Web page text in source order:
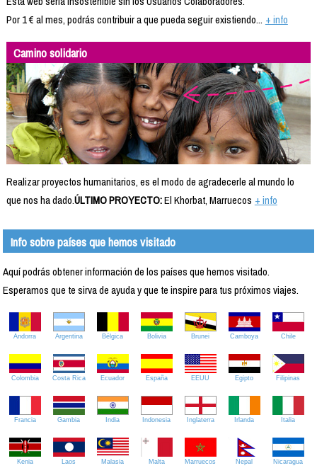
Por 1 € al mes, podrás contribuir a que pueda seguir existiendo... + info
Camino solidario
Realizar proyectos humanitarios, es el modo de agradecerle al mundo lo
que nos ha dado.ÚLTIMO PROYECTO:El Khorbat, Marruecos + info
Info sobre países que hemos visitado
Aquí podrás obtener información de los países que hemos visitado.
Esperamos que te sirva de ayuda y que te inspire para tus próximos viajes.
Andorra Argentina Bélgica Bolivia Brunei Camboya Chile
Colombia Costa Rica Ecuador España EEUU Egipto Filipinas
Francia Gambia India Indonesia Inglaterra Irlanda Italia
Kenia Laos Malasia Malta Marruecos Nepal Nicaragua